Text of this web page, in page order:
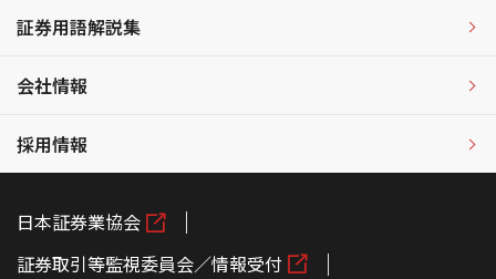
証券用語解説集
会社情報
採用情報
日本証券業協会
証券取引等監視委員会／情報受付